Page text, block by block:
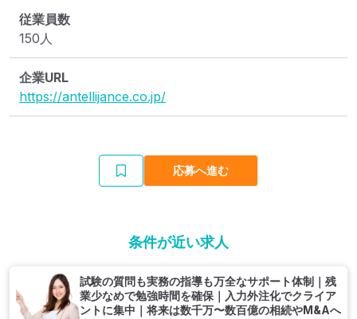
従業員数
150人
企業URL
https://antellijance.co.jp/
応募へ進む
条件が近い求人
試験の質問も実務の指導も万全なサポート体制｜残
業少なめで勉強時間を確保｜入力外注化でクライア
ントに集中｜将来は数千万〜数百億の相続やM&Aへ